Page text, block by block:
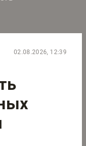
02.08.2026, 12:39